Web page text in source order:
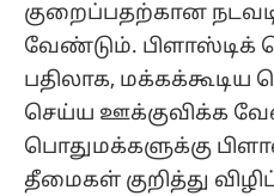
குறைப்பதற்கான
வேண்டும். பிளாஸ்டிக்
பதிலாக,
செய்ய ஊக்குவிக்க
பொதுமக்களுக்கு
தீமைகள் குறித்து